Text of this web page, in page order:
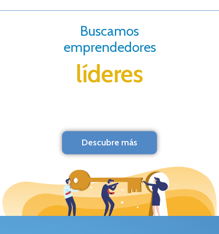
Buscamos
emprendedores
líderes
Descubre más